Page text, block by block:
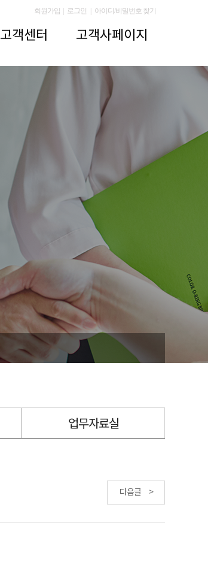
회원가입 로그인 아이디/비밀번호 찾기
고객센터 고객사페이지
업무자료실
다음글 >